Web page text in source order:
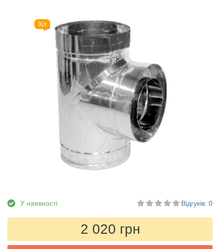
Хіт
У наявності Відгуків: 0
2 020 грн